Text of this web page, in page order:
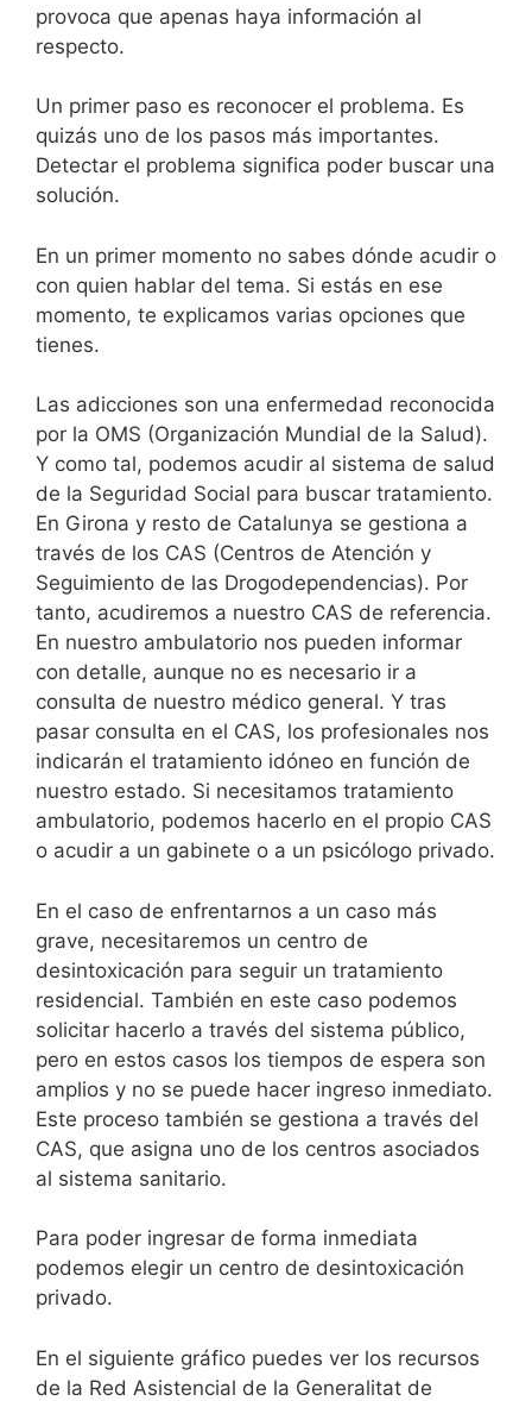
provoca que apenas haya información al
respecto.
Un primer paso es reconocer el problema. Es
quizás uno de los pasos más importantes.
Detectar el problema significa poder buscar una
solución.
En un primer momento no sabes dónde acudir o
con quien hablar del tema. Si estás en ese
momento, te explicamos varias opciones que
tienes.
Las adicciones son una enfermedad reconocida
por la OMS (Organización Mundial de la Salud).
Y como tal, podemos acudir al sistema de salud
de la Seguridad Social para buscar tratamiento.
En Girona y resto de Catalunya se gestiona a
través de los CAS (Centros de Atención y
Seguimiento de las Drogodependencias). Por
tanto, acudiremos a nuestro CAS de referencia.
En nuestro ambulatorio nos pueden informar
con detalle, aunque no es necesario ir a
consulta de nuestro médico general. Y tras
pasar consulta en el CAS, los profesionales nos
indicarán el tratamiento idóneo en función de
nuestro estado. Si necesitamos tratamiento
ambulatorio, podemos hacerlo en el propio CAS
o acudir a un gabinete o a un psicólogo privado.
En el caso de enfrentarnos a un caso más
grave, necesitaremos un centro de
desintoxicación para seguir un tratamiento
residencial. También en este caso podemos
solicitar hacerlo a través del sistema público,
pero en estos casos los tiempos de espera son
amplios y no se puede hacer ingreso inmediato.
Este proceso también se gestiona a través del
CAS, que asigna uno de los centros asociados
al sistema sanitario.
Para poder ingresar de forma inmediata
podemos elegir un centro de desintoxicación
privado.
En el siguiente gráfico puedes ver los recursos
de la Red Asistencial de la Generalitat de